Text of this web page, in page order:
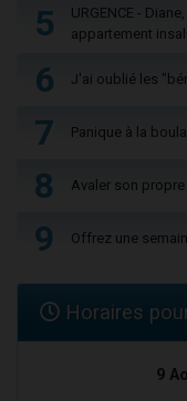
5
URGENCE -
appartement
6 J'ai oublié les
7 Panique à la
8 Avaler son
9 Offrez une
Horaires
9